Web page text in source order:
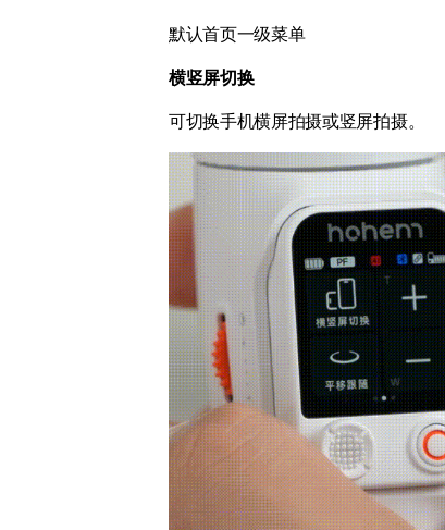
默认首页一级菜单
横竖屏切换
可切换手机横屏拍摄或竖屏拍摄。